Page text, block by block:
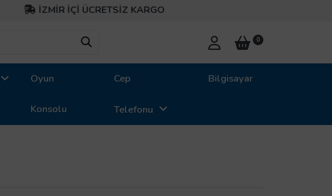
İZMİR İÇİ ÜCRETSİZ KARGO
0
Oyun
Konsolu
Cep
Telefonu
Bilgisayar